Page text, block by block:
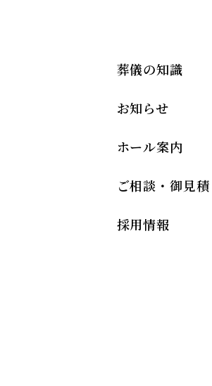
葬儀の知識
お知らせ
ホール案内
ご相談・御見積
採用情報